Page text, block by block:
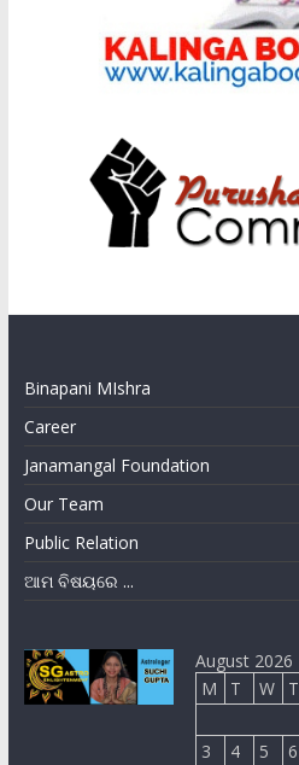
Binapani MIshra
Career
Janamangal Foundation
Our Team
Public Relation
ଆମ ବିଷୟରେ ...
August 2026
M
T W T
3
4 5 6